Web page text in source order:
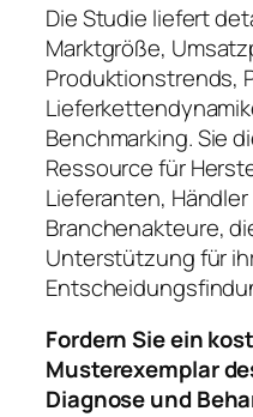
Die Studie liefert
Marktgröße,
Produktionstrends,
Benchmarking. Sie
Ressource für
Lieferanten,
Branchenakteure,
Unterstützung für
Fordern Sie ein
Musterexemplar
Diagnose und